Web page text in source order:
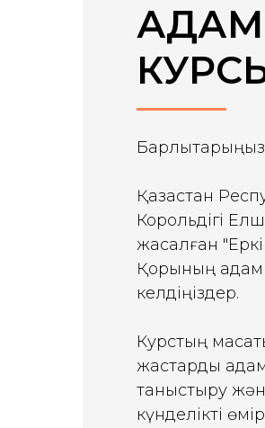
АДАМ
Қазақстан
Корольдігі
жасалған
Қорының адам
келдіңіздер.
Курстың
жастарды адам
таныстыру
күнделікті